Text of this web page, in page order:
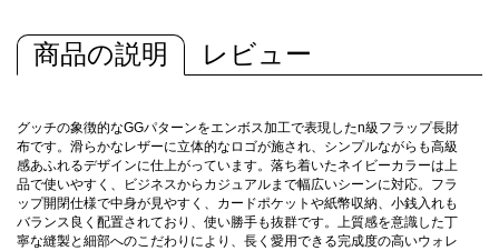
商品の説明 レビュー
グッチの象徴的なGGパターンをエンボス加工で表現したn級フラップ長財
布です。滑らかなレザーに立体的なロゴが施され、シンプルながらも高級
感あふれるデザインに仕上がっています。落ち着いたネイビーカラーは上
品で使いやすく、ビジネスからカジュアルまで幅広いシーンに対応。フラ
ップ開閉仕様で中身が見やすく、カードポケットや紙幣収納、小銭入れも
バランス良く配置されており、使い勝手も抜群です。上質感を意識した丁
寧な縫製と細部へのこだわりにより、長く愛用できる完成度の高いウォレ